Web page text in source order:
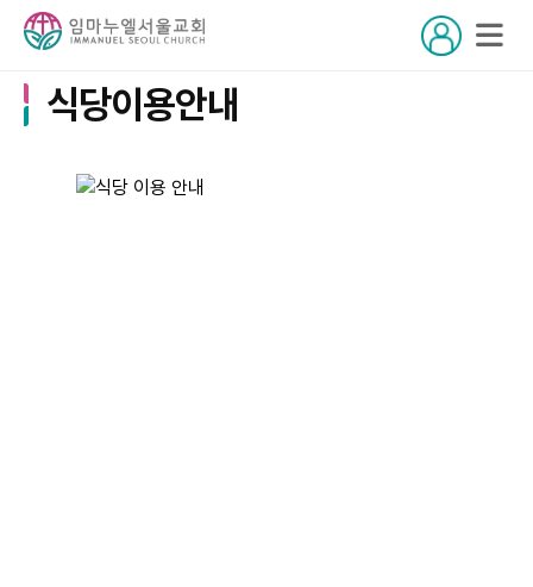
식당이용안내